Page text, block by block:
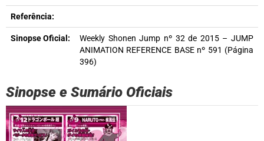
Referência:
Sinopse Oficial:
Weekly Shonen Jump nº 32 de 2015 – JUMP
ANIMATION REFERENCE BASE nº 591 (Página
396)
Sinopse e Sumário Oficiais